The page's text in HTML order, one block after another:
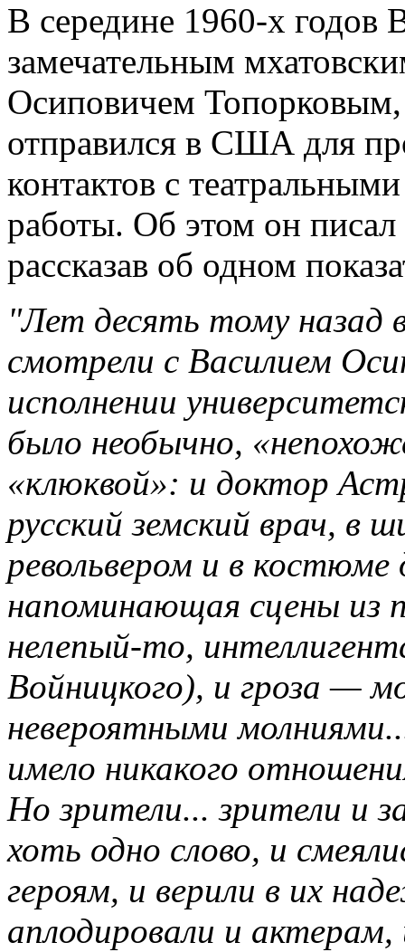
В середине 1960-х годов
замечательным
Осиповичем
отправился в США для
контактов с
работы. Об этом он
рассказав об одном
"Лет десять тому
смотрели с Василием
исполнении
было необычно,
«клюквой»: и доктор
русский земский врач, в
револьвером и в костюме
напоминающая сцены из
нелепый-то,
Войницкого), и гроза —
невероятными
имело никакого
Но зрители... зрители и
хоть одно слово, и
героям, и верили в их
аплодировали и